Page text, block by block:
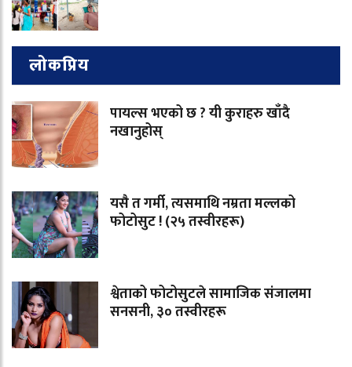
लोकप्रिय
पायल्स भएको छ ? यी कुराहरु खाँदै
नखानुहोस्
यसै त गर्मी, त्यसमाथि नम्रता मल्लको
फोटोसुट ! (२५ तस्वीरहरू)
श्वेताको फोटोसुटले सामाजिक संजालमा
सनसनी, ३० तस्वीरहरू